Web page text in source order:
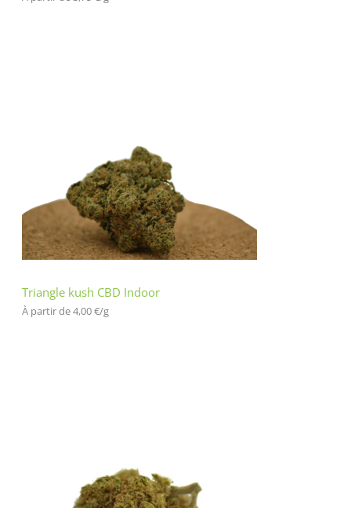
Triangle kush CBD Indoor
À partir de 4,00€/g